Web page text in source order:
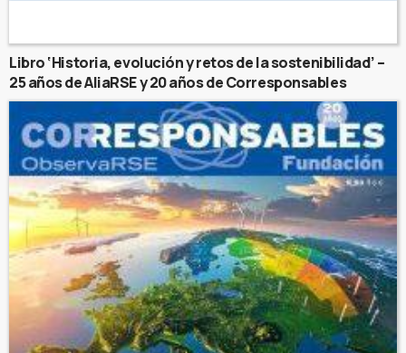
Libro ‘Historia, evolución y retos de la sostenibilidad’ –
25 años de AliaRSE y 20 años de Corresponsables